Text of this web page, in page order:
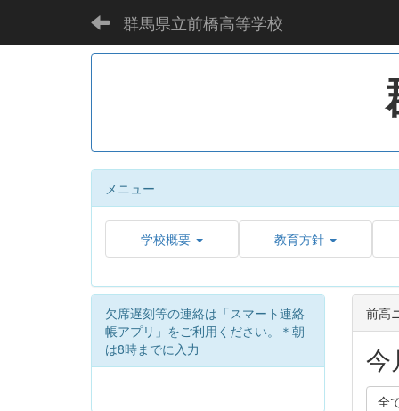
群馬県立前橋高等学校
メニュー
学校概要 教育方針
前高
今
全
欠席遅刻等の連絡は「スマート連絡
帳アプリ」をご利用ください。＊朝
は8時までに入力